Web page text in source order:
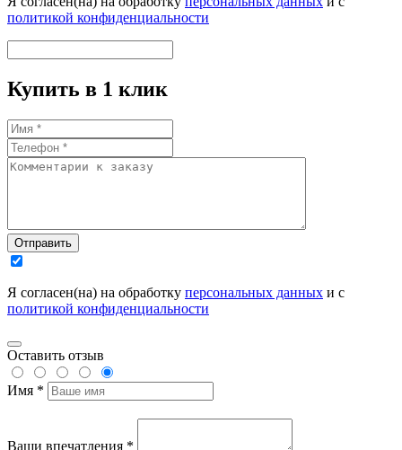
политикой конфиденциальности
Купить в 1 клик
Отправить
Я согласен(на) на обработку персональных данных и с
политикой конфиденциальности
Оставить отзыв
Имя *
Ваши впечатления *